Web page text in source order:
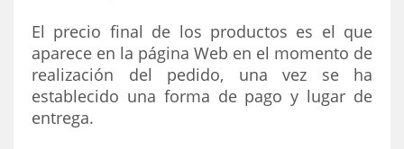
El precio final de los productos es el que
aparece en la página Web en el momento de
realización del pedido, una vez se ha
establecido una forma de pago y lugar de
entrega.